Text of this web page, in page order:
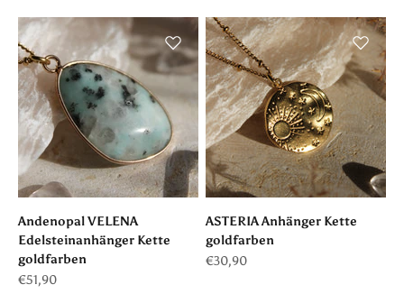
Andenopal VELENA
Edelsteinanhänger Kette
goldfarben
Angebot
€51,90
ASTERIA Anhänger Kette
goldfarben
Angebot
€30,90